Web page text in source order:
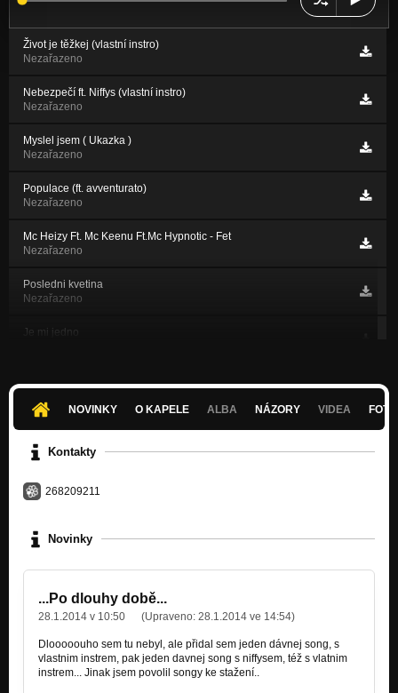
Život je těžkej (vlastní instro)
Nezařazeno
Nebezpečí ft. Niffys (vlastní instro)
Nezařazeno
Myslel jsem ( Ukazka )
Nezařazeno
Populace (ft. avventurato)
Nezařazeno
Mc Heizy Ft. Mc Keenu Ft.Mc Hypnotic - Fet
Nezařazeno
Posledni kvetina
Nezařazeno
Je mi jedno
Je ( Ukazka ),spatna kvalita
Nezařazeno
Nezařazeno
Nezařazeno
Ozrala
Heizy production 2
Heizy production 1
NOVINKY O KAPELE ALBA NÁZORY VIDEA
Kontakty
268209211
Novinky
...Po dlouhy době...
28.1.2014 v 10:50 (Upraveno: 28.1.2014 ve 14:54)
Dlooooouho sem tu nebyl, ale přidal sem jeden dávnej song, s
vlastnim instrem, pak jeden davnej song s niffysem, též s vlatnim
instrem... Jinak jsem povolil songy ke stažení..